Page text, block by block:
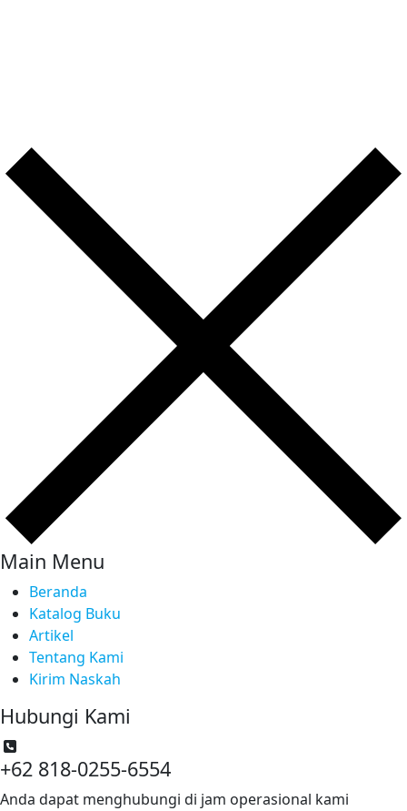
Main Menu
Beranda
Katalog Buku
Artikel
Tentang Kami
Kirim Naskah
Hubungi Kami
+62 818-0255-6554
Anda dapat menghubungi di jam operasional kami